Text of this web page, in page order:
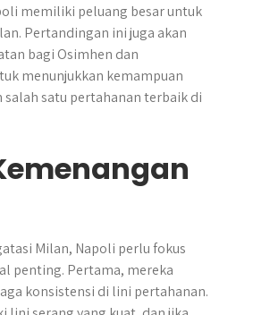
memiliki peluang besar untuk
Pertandingan ini juga akan
bagi Osimhen dan
menunjukkan kemampuan
salah satu pertahanan terbaik di
Milan, Napoli perlu fokus
penting. Pertama, mereka
konsistensi di lini pertahanan.